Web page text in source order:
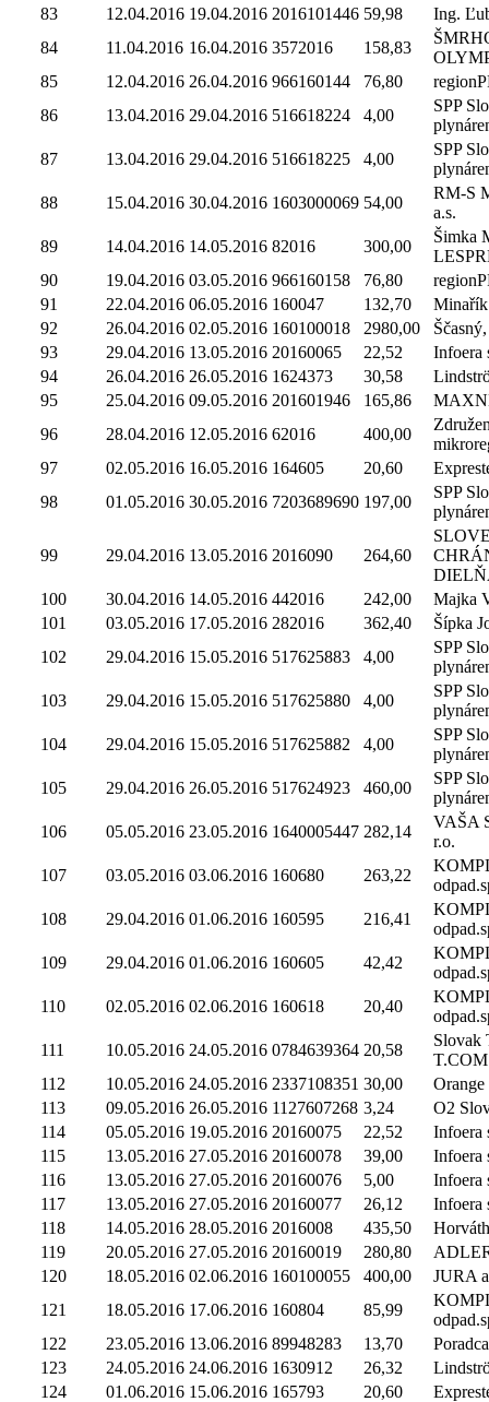
83
12.04.2016 19.04.2016 2016101446 59,98
Ing.
84
11.04.2016 16.04.2016 3572016 158,83
85
12.04.2016 26.04.2016 966160144 76,80
86
13.04.2016 29.04.2016 516618224 4,00
SPP
87
13.04.2016 29.04.2016 516618225 4,00
SPP
88
15.04.2016 30.04.2016 1603000069 54,00
RM-S
a.s.
89
14.04.2016 14.05.2016 82016 300,00
Šimka
90
19.04.2016 03.05.2016 966160158 76,80
91
22.04.2016 06.05.2016 160047 132,70
92
26.04.2016 02.05.2016 160100018 2980,00
93
29.04.2016 13.05.2016 20160065 22,52
Infoera
94
26.04.2016 26.05.2016 1624373 30,58
95
25.04.2016 09.05.2016 201601946 165,86
96
28.04.2016 12.05.2016 62016 400,00
97
02.05.2016 16.05.2016 164605 20,60
98
01.05.2016 30.05.2016 7203689690 197,00
SPP
99 29.04.2016 13.05.2016 2016090 264,60
100
30.04.2016 14.05.2016 442016 242,00
Majka
101
03.05.2016 17.05.2016 282016 362,40
Šípka
102
29.04.2016 15.05.2016 517625883 4,00
SPP
103
29.04.2016 15.05.2016 517625880 4,00
SPP
104
29.04.2016 15.05.2016 517625882 4,00
SPP
105
29.04.2016 26.05.2016 517624923 460,00
SPP
106
05.05.2016 23.05.2016 1640005447 282,14
VAŠA
r.o.
107
03.05.2016 03.06.2016 160680 263,22
108
29.04.2016 01.06.2016 160595 216,41
109
29.04.2016 01.06.2016 160605 42,42
110
02.05.2016 02.06.2016 160618 20,40
111
10.05.2016 24.05.2016 0784639364 20,58
Slovak
T.COM
112
10.05.2016 24.05.2016 2337108351 30,00
Orange
113
09.05.2016 26.05.2016 1127607268 3,24
O2
114
05.05.2016 19.05.2016 20160075 22,52
Infoera
115
13.05.2016 27.05.2016 20160078 39,00
Infoera
116
13.05.2016 27.05.2016 20160076 5,00
Infoera
117
13.05.2016 27.05.2016 20160077 26,12
Infoera
118
14.05.2016 28.05.2016 2016008 435,50
119
20.05.2016 27.05.2016 20160019 280,80
120
18.05.2016 02.06.2016 160100055 400,00
JURA
121
18.05.2016 17.06.2016 160804 85,99
122
23.05.2016 13.06.2016 89948283 13,70
123
24.05.2016 24.06.2016 1630912 26,32
124
01.06.2016 15.06.2016 165793 20,60